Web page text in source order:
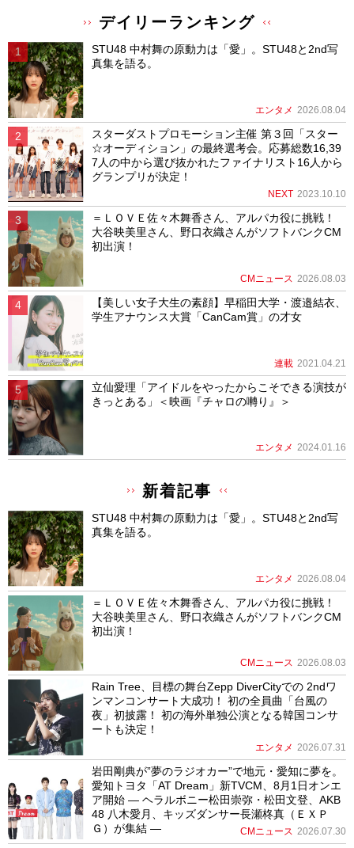
デイリーランキング
STU48 中村舞の原動力は「愛」。STU48と2nd写
真集を語る。
エンタメ 2026.08.04
スターダストプロモーション主催 第３回「スター
☆オーディション」の最終選考会。応募総数16,39
7人の中から選び抜かれたファイナリスト16人から
グランプリが決定！
NEXT 2023.10.10
＝ＬＯＶＥ佐々木舞香さん、アルパカ役に挑戦！
大谷映美里さん、野口衣織さんがソフトバンクCM
初出演！
CMニュース 2026.08.03
【美しい女子大生の素顔】早稲田大学・渡邉結衣、
学生アナウンス大賞「CanCam賞」の才女
連載 2021.04.21
立仙愛理「アイドルをやったからこそできる演技が
きっとある」＜映画『チャロの囀り』＞
エンタメ 2024.01.16
新着記事
STU48 中村舞の原動力は「愛」。STU48と2nd写
真集を語る。
エンタメ 2026.08.04
＝ＬＯＶＥ佐々木舞香さん、アルパカ役に挑戦！
大谷映美里さん、野口衣織さんがソフトバンクCM
初出演！
CMニュース 2026.08.03
Rain Tree、目標の舞台Zepp DiverCityでの 2ndワ
ンマンコンサート大成功！ 初の全員曲「台風の
夜」初披露！ 初の海外単独公演となる韓国コンサ
ートも決定！
エンタメ 2026.07.31
岩田剛典が”夢のラジオカー”で地元・愛知に夢を。
愛知トヨタ「AT Dream」新TVCM、8月1日オンエ
ア開始 ― ヘラルボニー松田崇弥・松田文登、AKB
48 八木愛月、キッズダンサー長瀬柊真（ＥＸＰ
Ｇ）が集結 ―
CMニュース 2026.07.30